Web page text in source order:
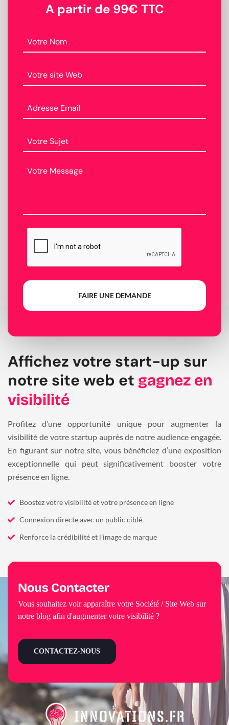
A partir de 99€ TTC
FAIRE UNE DEMANDE
Affichez votre start-up sur
notre site web et gagnez en
visibilité
Profitez d’une opportunité unique pour augmenter la
visibilité de votre startup auprès de notre audience engagée.
En figurant sur notre site, vous bénéficiez d’une exposition
exceptionnelle qui peut significativement booster votre
présence en ligne.
Boostez votre visibilité et votre présence en ligne
Connexion directe avec un public ciblé
Renforce la crédibilité et l'image de marque
Nous Contacter
Vous souhaitez voir apparaître votre Société / Site Web sur
notre blog afin d'augmenter votre visibilité ?
CONTACTEZ-NOUS